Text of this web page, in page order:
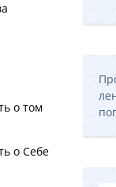
о том
о Себе